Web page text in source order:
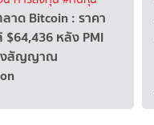
ลาด Bitcoin : ราคา
$64,436 หลัง PMI
งสัญญาณ